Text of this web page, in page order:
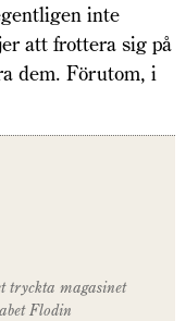
inte
att frottera sig på
dem. Förutom, i
tryckta magasinet
Flodin